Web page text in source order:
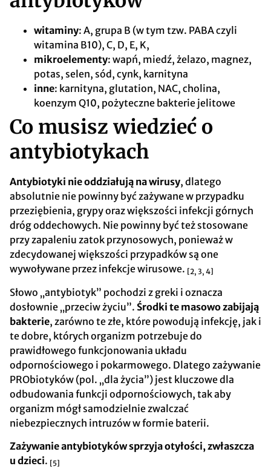
witaminy: A, grupa B (w tym tzw. PABA czyli
witamina B10), C, D, E, K,
mikroelementy: wapń, miedź, żelazo, magnez,
potas, selen, sód, cynk, karnityna
inne: karnityna, glutation, NAC, cholina,
koenzym Q10, pożyteczne bakterie jelitowe
Co musisz wiedzieć o
antybiotykach
Antybiotyki nie oddziałują na wirusy, dlatego
absolutnie nie powinny być zażywane w przypadku
przeziębienia, grypy oraz większości infekcji górnych
dróg oddechowych. Nie powinny być też stosowane
przy zapaleniu zatok przynosowych, ponieważ w
zdecydowanej większości przypadków są one
wywoływane przez infekcje wirusowe. [2, 3, 4]
Słowo „antybiotyk” pochodzi z greki i oznacza
dosłownie „przeciw życiu”. Środki te masowo zabijają
bakterie, zarówno te złe, które powodują infekcję, jak i
te dobre, których organizm potrzebuje do
prawidłowego funkcjonowania układu
odpornościowego i pokarmowego. Dlatego zażywanie
PRObiotyków (pol. „dla życia”) jest kluczowe dla
odbudowania funkcji odpornościowych, tak aby
organizm mógł samodzielnie zwalczać
niebezpiecznych intruzów w formie baterii.
Zażywanie antybiotyków sprzyja otyłości, zwłaszcza
u dzieci. [5]